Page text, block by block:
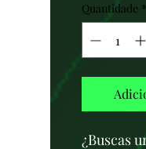
Quantidade *
¿Buscas